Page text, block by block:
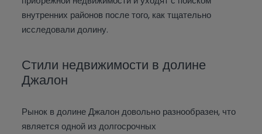
внутренних районов после того, как тщательно
исследовали долину.
Стили недвижимости в долине
Джалон
Рынок в долине Джалон довольно разнообразен, что
является одной из долгосрочных